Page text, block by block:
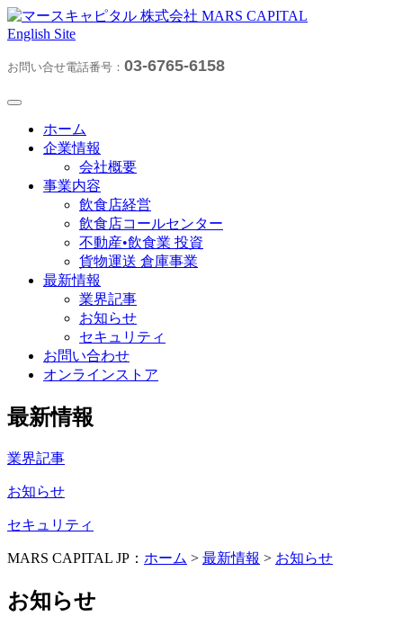
English Site
お問い合せ電話番号： 03-6765-6158
ホーム
企業情報
会社概要
事業内容
飲食店経営
飲食店コールセンター
不動産•飲食業 投資
貨物運送 倉庫事業
最新情報
業界記事
お知らせ
セキュリティ
お問い合わせ
オンラインストア
最新情報
業界記事
お知らせ
セキュリティ
MARS CAPITAL JP： ホーム > 最新情報 > お知らせ
お知らせ